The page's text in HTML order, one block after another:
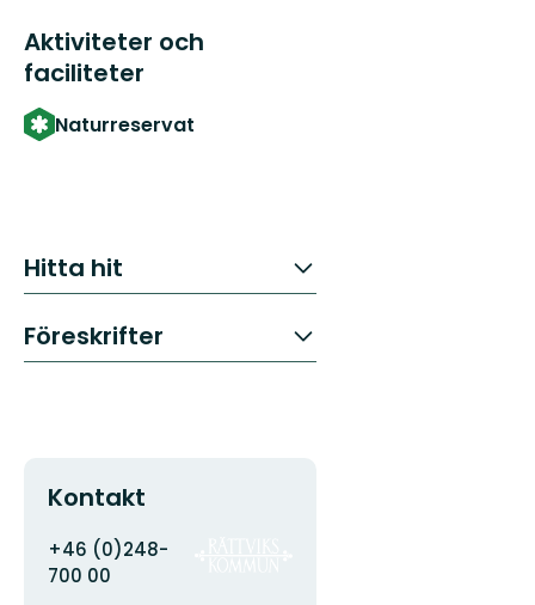
Aktiviteter och
faciliteter
Naturreservat
Hitta hit
Föreskrifter
Kontakt
Adress
+46 (0)248-
700 00